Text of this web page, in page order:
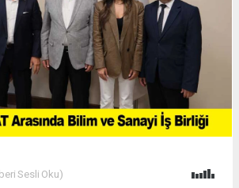
Sesli Oku)